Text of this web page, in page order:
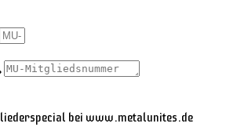
bei www.metalunites.de